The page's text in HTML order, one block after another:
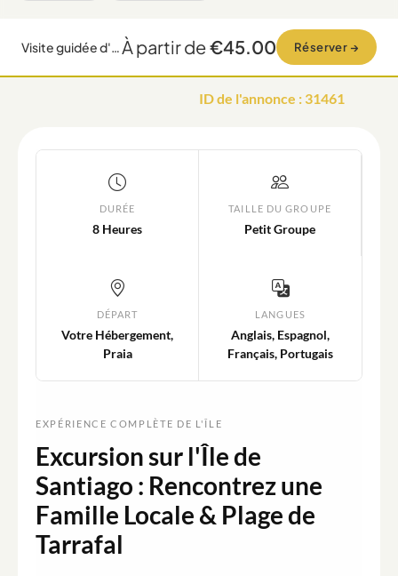
Visite guidée d'une journée complète de l'île de Santiago et plage de TarrafalÀ partir de€45.00 Réserver →
ID de l'annonce : 31461
DURÉE
8 Heures
TAILLE DU GROUPE
Petit Groupe
DÉPART
Votre Hébergement,
Praia
LANGUES
Anglais, Espagnol,
Français, Portugais
EXPÉRIENCE COMPLÈTE DE L'ÎLE
Excursion sur l'Île de
Santiago : Rencontrez une
Famille Locale & Plage de
Tarrafal